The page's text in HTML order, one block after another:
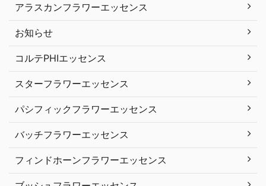
アラスカンフラワーエッセンス
お知らせ
コルテPHIエッセンス
スターフラワーエッセンス
パシフィックフラワーエッセンス
バッチフラワーエッセンス
フィンドホーンフラワーエッセンス